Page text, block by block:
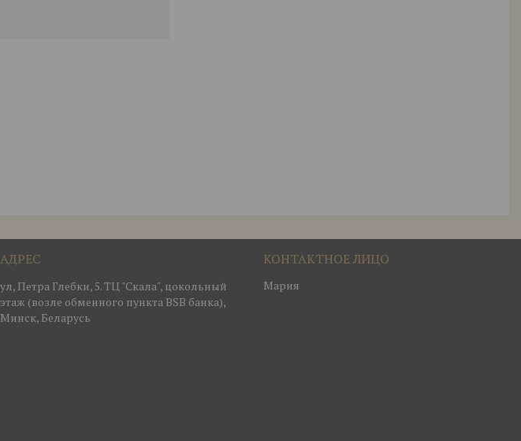
ул, Петра Глебки, 5. ТЦ "Скала", цокольный
этаж (возле обменного пункта BSB банка),
Минск, Беларусь
Мария